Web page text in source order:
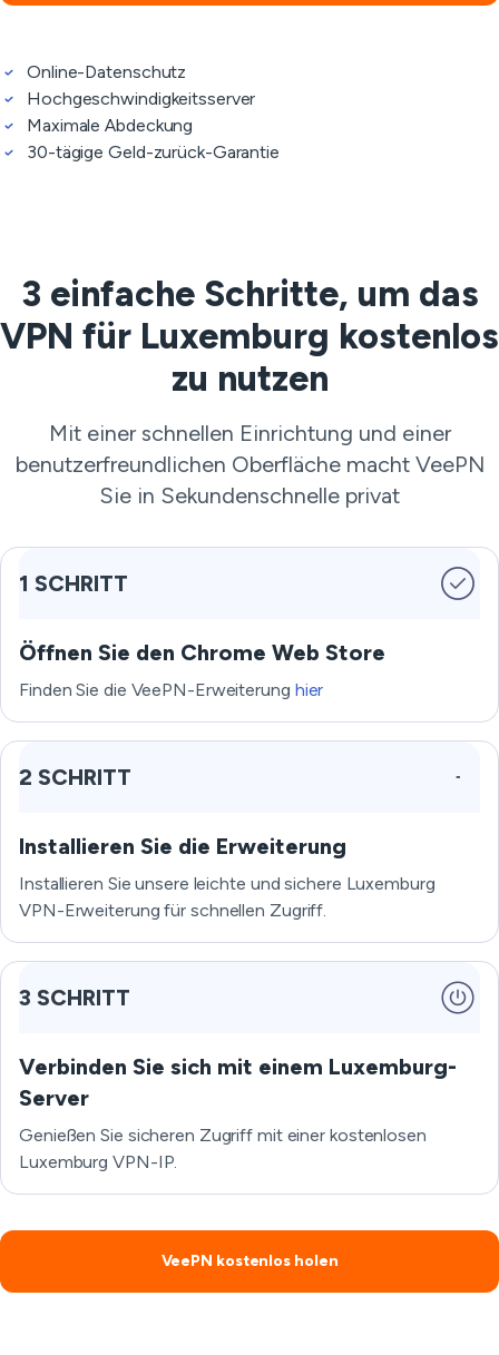
Online-Datenschutz
Hochgeschwindigkeitsserver
Maximale Abdeckung
30-tägige Geld-zurück-Garantie
3 einfache Schritte, um das
VPN für Luxemburg kostenlos
zu nutzen
Mit einer schnellen Einrichtung und einer
benutzerfreundlichen Oberfläche macht VeePN
Sie in Sekundenschnelle privat
1 SCHRITT
Öffnen Sie den Chrome Web Store
Finden Sie die VeePN-Erweiterung hier
2 SCHRITT
Installieren Sie die Erweiterung
Installieren Sie unsere leichte und sichere Luxemburg
VPN-Erweiterung für schnellen Zugriff.
3 SCHRITT
Verbinden Sie sich mit einem Luxemburg-
Server
Genießen Sie sicheren Zugriff mit einer kostenlosen
Luxemburg VPN-IP.
VeePN kostenlos holen